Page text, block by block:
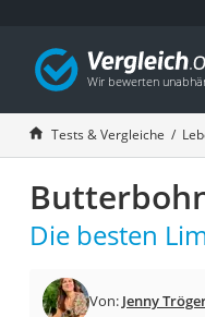
Tests & Vergleiche
Die besten
Von: Jenny